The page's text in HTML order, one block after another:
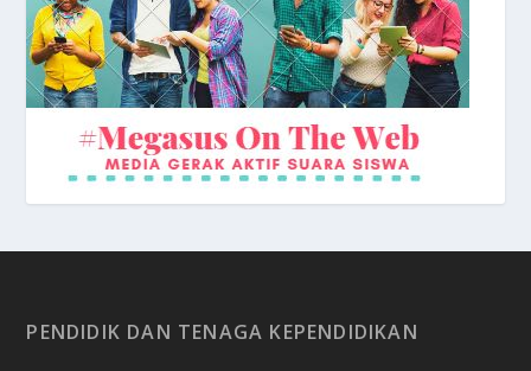
PENDIDIK DAN TENAGA KEPENDIDIKAN